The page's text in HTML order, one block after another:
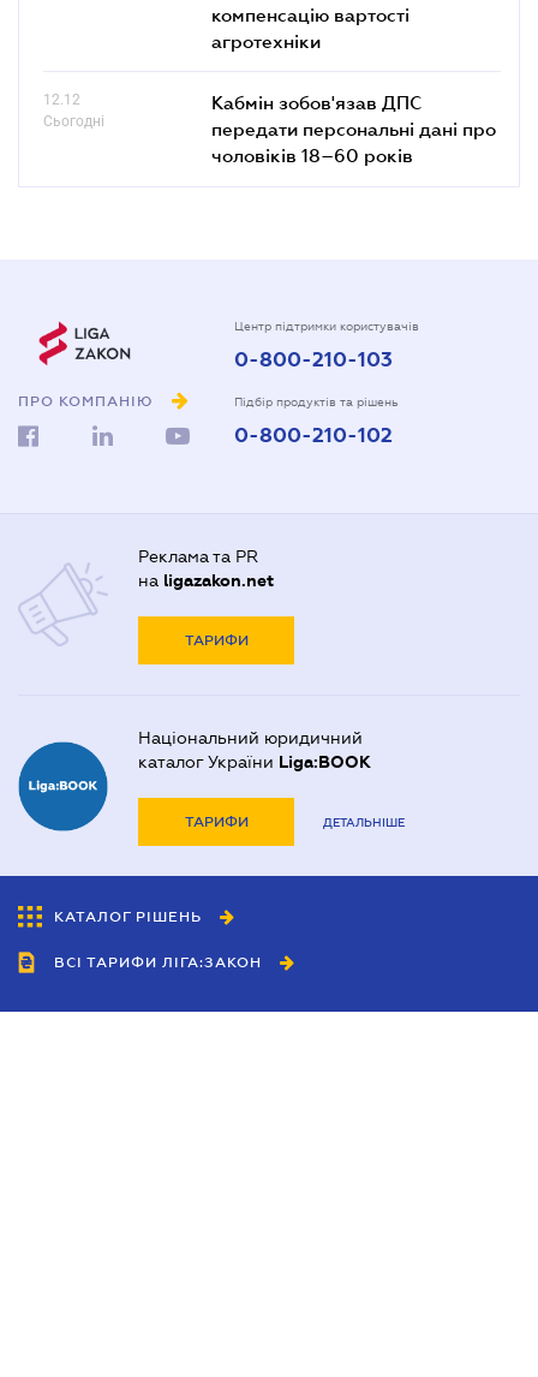
компенсацію вартості
агротехніки
12.12
Сьогодні
Кабмін зобов'язав ДПС
передати персональні дані про
чоловіків 18–60 років
ПРО КОМПАНІЮ
Центр підтримки користувачів
0-800-210-103
Підбір продуктів та рішень
0-800-210-102
Реклама та PR
на ligazakon.net
ТАРИФИ
Національний юридичний
каталог України Liga:BOOK
ТАРИФИ ДЕТАЛЬНІШЕ
КАТАЛОГ РІШЕНЬ
ВСІ ТАРИФИ ЛІГА:ЗАКОН